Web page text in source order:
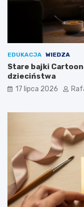
EDUKACJA WIEDZA
Stare bajki
dzieciństwa
17 lipca 2026